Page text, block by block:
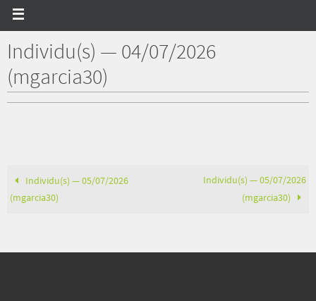
Individu(s) — 04/07/2026
(mgarcia30)
Individu(s) — 05/07/2026
(mgarcia30)
Individu(s) — 05/07/2026
(mgarcia30)